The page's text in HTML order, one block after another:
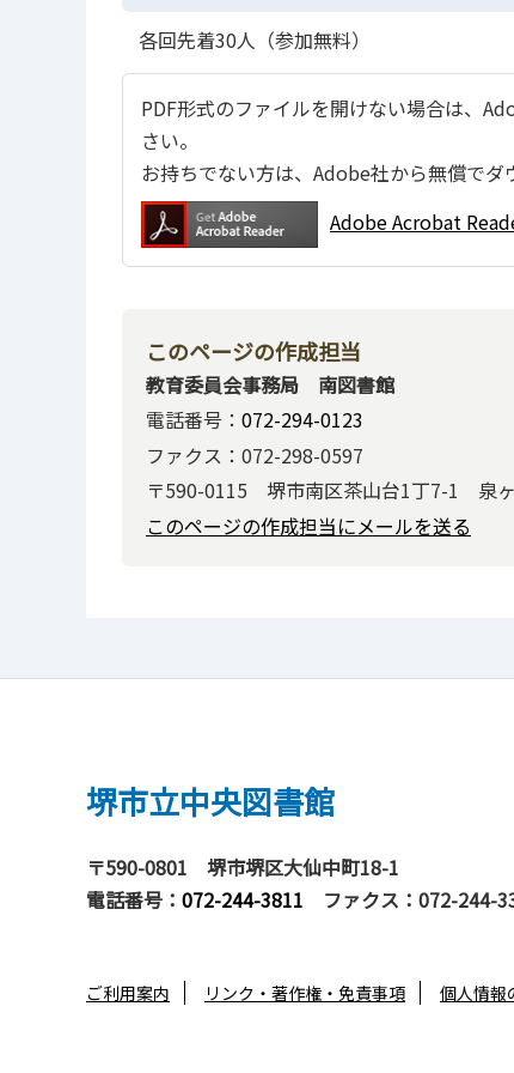
各回先着30人（参加無料）
PDF形式のファイルを開けない場合は、
さい。
お持ちでない方は、Adobe社から無償でダ
Adobe Acrobat
このページの作成担当
教育委員会事務局 南図書館
電話番号： 072-294-0123
ファクス：072-298-0597
〒590-0115 堺市南区茶山台1丁7-1 泉
このページの作成担当にメールを送る
堺市立中央図書館
〒590-0801
堺市堺区大仙中町18-1
電話番号： 072-244-3811 ファクス：072-244-
ご利用案内 リンク・著作権・免責事項 個人情報